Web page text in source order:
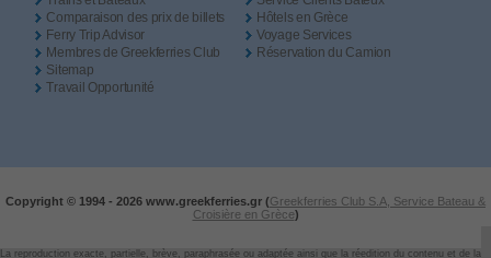
Comparaison des prix de billets
Ferry Trip Advisor
Membres de Greekferries Club
Sitemap
Travail Opportunité
Hôtels en Grèce
Voyage Services
Réservation du Camion
Copyright © 1994 - 2026 www.greekferries.gr (Greekferries Club S.A, Service Bateau &
Croisière en Grèce)
La reproduction exacte, partielle, brève, paraphrasée ou adaptée ainsi que la réedition du contenu et de la